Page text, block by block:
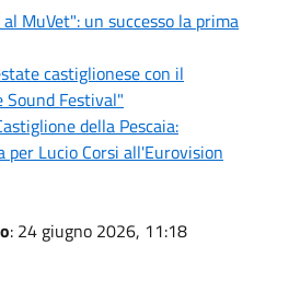
MuVet": un successo la prima
castiglionese con il
Sound Festival"
della Pescaia:
per Lucio Corsi all'Eurovision
: 24 giugno 2026, 11:18